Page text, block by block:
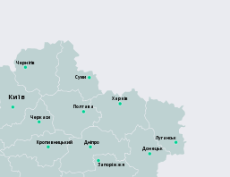
Київ
Дніпро
Кропивницький
Харків
Полтава
Черкаси
Суми
Чернігів
Запоріжжя
Донецьк
Луганськ